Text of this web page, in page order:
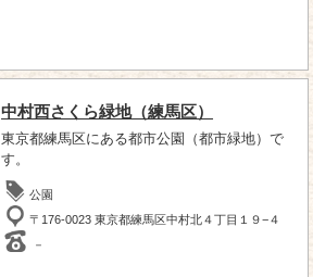
中村西さくら緑地（練馬区）
東京都練馬区にある都市公園（都市緑地）で
す。
公園
〒176-0023 東京都練馬区中村北４丁目１９−４
－